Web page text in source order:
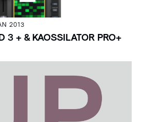
2013
3 + & KAOSSILATOR PRO+